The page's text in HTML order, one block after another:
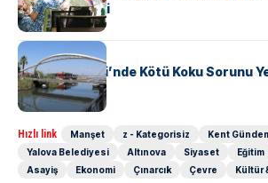
bir araya geldi
KENT GÜNDEMI
Safran Deresi’nde Kötü Koku Sorunu
Hızlı link Manşet z - Kategorisiz Kent
Yalova Belediyesi
Altınova Siyaset Eğitim
Asayiş
Ekonomi Çınarcık Çevre Kültür